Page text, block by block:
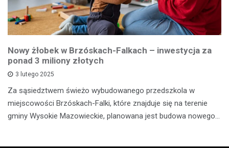
Nowy żłobek w Brzóskach-Falkach – inwestycja za
ponad 3 miliony złotych
3 lutego 2025
Za sąsiedztwem świeżo wybudowanego przedszkola w
miejscowości Brzóskach-Falki, które znajduje się na terenie
gminy Wysokie Mazowieckie, planowana jest budowa nowego…